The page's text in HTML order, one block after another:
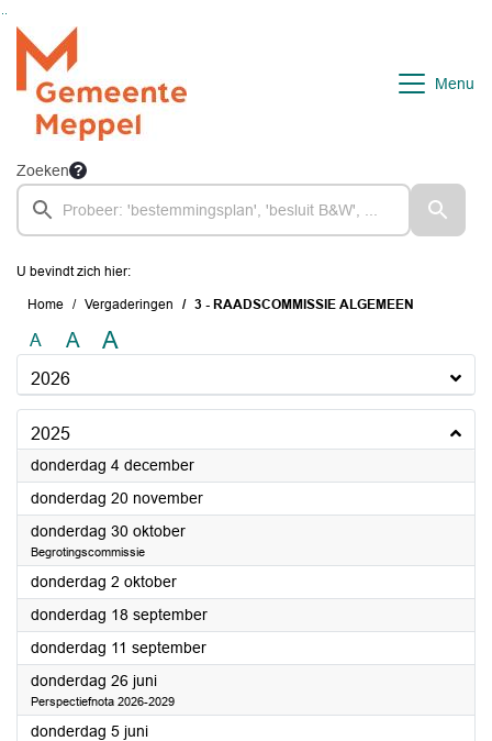
Ga naar de inhoud van deze pagina
Ga naar het zoeken
Ga naar het menu
Menu
Zoeken
U bevindt zich hier:
Home Vergaderingen 3 - RAADSCOMMISSIE ALGEMEEN
A A A
2026
2025
donderdag 4 december2025
donderdag 20 november2025
donderdag 30 oktober2025
Begrotingscommissie
donderdag 2 oktober2025
donderdag 18 september2025
donderdag 11 september2025
donderdag 26 juni2025
Perspectiefnota 2026-2029
donderdag 5 juni2025